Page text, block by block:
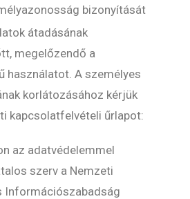
bizonyítását
átadásának
megelőzendő a
használatot. A személyes
korlátozásához kérjük
kapcsolatfelvételi űrlapot:
az adatvédelemmel
szerv a Nemzeti
Információszabadság